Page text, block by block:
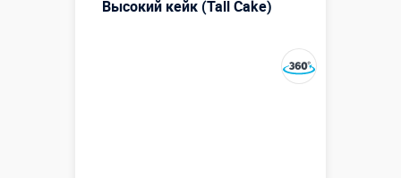
Высокий кейк (Tall Cake)